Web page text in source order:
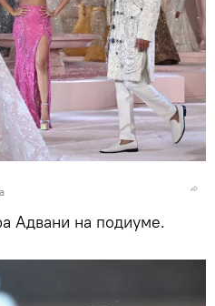
Адвани на подиуме.